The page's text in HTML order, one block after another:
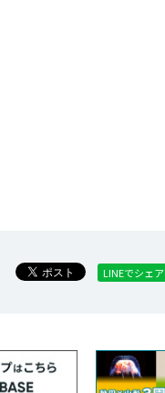
LINEでシェア